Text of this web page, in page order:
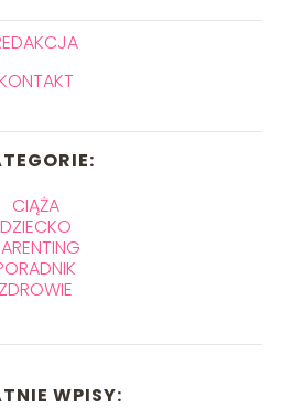
CIĄŻA
DZIECKO
ZDROWIE
WPISY: